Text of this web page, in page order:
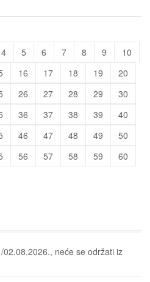
4 5 6 7 8 9
10
16 17 18 19
20
26 27 28 29
30
36 37 38 39
40
46 47 48 49
50
56 57 58 59
60
neće se održati iz